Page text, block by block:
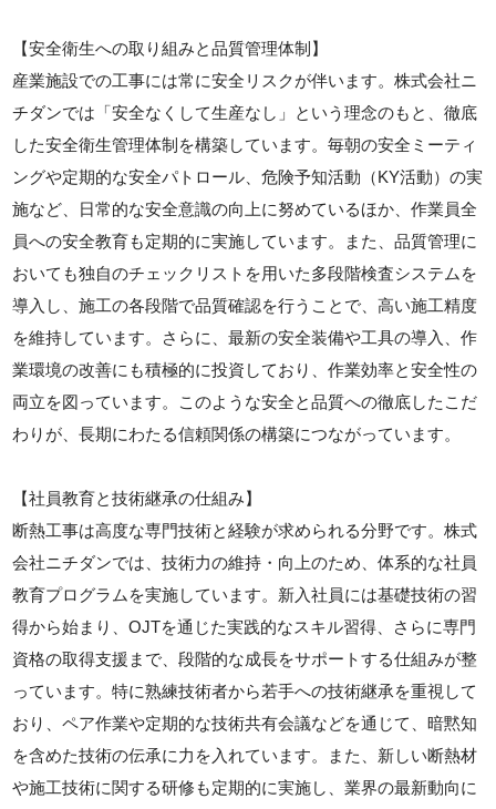
【安全衛生への取り組みと品質管理体制】
産業施設での工事には常に安全リスクが伴います。株式会社ニ
チダンでは「安全なくして生産なし」という理念のもと、徹底
した安全衛生管理体制を構築しています。毎朝の安全ミーティ
ングや定期的な安全パトロール、危険予知活動（KY活動）の実
施など、日常的な安全意識の向上に努めているほか、作業員全
員への安全教育も定期的に実施しています。また、品質管理に
おいても独自のチェックリストを用いた多段階検査システムを
導入し、施工の各段階で品質確認を行うことで、高い施工精度
を維持しています。さらに、最新の安全装備や工具の導入、作
業環境の改善にも積極的に投資しており、作業効率と安全性の
両立を図っています。このような安全と品質への徹底したこだ
わりが、長期にわたる信頼関係の構築につながっています。
【社員教育と技術継承の仕組み】
断熱工事は高度な専門技術と経験が求められる分野です。株式
会社ニチダンでは、技術力の維持・向上のため、体系的な社員
教育プログラムを実施しています。新入社員には基礎技術の習
得から始まり、OJTを通じた実践的なスキル習得、さらに専門
資格の取得支援まで、段階的な成長をサポートする仕組みが整
っています。特に熟練技術者から若手への技術継承を重視して
おり、ペア作業や定期的な技術共有会議などを通じて、暗黙知
を含めた技術の伝承に力を入れています。また、新しい断熱材
や施工技術に関する研修も定期的に実施し、業界の最新動向に